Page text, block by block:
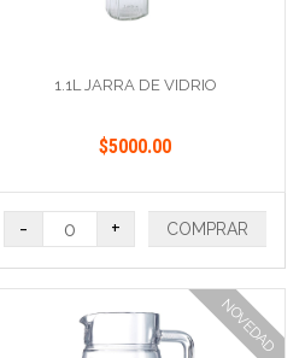
1.1L JARRA DE VIDRIO
$5000.00
- + COMPRAR
NOVEDAD